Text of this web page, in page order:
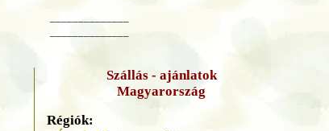
Szállás - ajánlatok
Magyarország
Régiók: